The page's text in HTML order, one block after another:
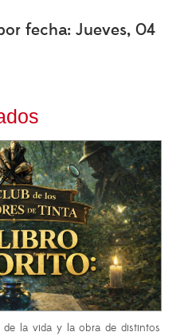
fecha: Jueves, 04
de la vida y la obra de distintos